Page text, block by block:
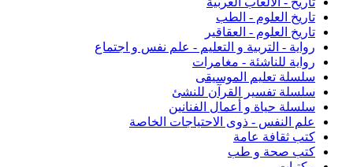
تاريخ العلوم - الطب
تاريخ العلوم - العقاقير
رواية - التربية و التعليم - علم نفس و اجتماع
رواية للناشئة - مغامرات
سلسلة تعليم الموسيقى
سلسلة تفسير القرآن للنشئ
سلسلة حياة و أعمال الفنانين
علم النفس - ذوى الاحتياجات الخاصة
كتب ثقافة عامة
كتب صحة و طب